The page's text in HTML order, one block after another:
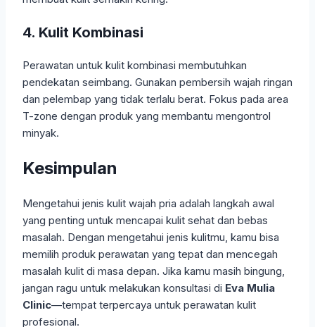
4. Kulit Kombinasi
Perawatan untuk kulit kombinasi membutuhkan
pendekatan seimbang. Gunakan pembersih wajah ringan
dan pelembap yang tidak terlalu berat. Fokus pada area
T-zone dengan produk yang membantu mengontrol
minyak.
Kesimpulan
Mengetahui jenis kulit wajah pria adalah langkah awal
yang penting untuk mencapai kulit sehat dan bebas
masalah. Dengan mengetahui jenis kulitmu, kamu bisa
memilih produk perawatan yang tepat dan mencegah
masalah kulit di masa depan. Jika kamu masih bingung,
jangan ragu untuk melakukan konsultasi di Eva Mulia
Clinic—tempat terpercaya untuk perawatan kulit
profesional.